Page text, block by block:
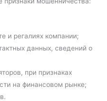
и регалиях компании;
данных, сведений о
при признаках
на финансовом рынке;